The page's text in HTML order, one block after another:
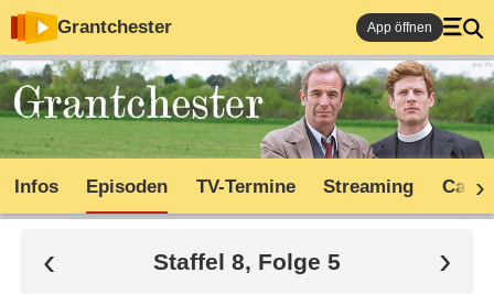
Grantchester App öffnen
Infos Episoden TV-Termine Streaming Cast
Staffel 8, Folge 5